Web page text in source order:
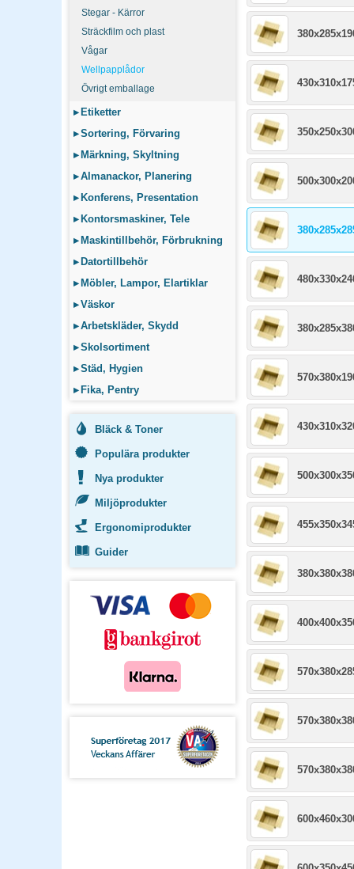
Stegar - Kärror
Sträckfilm och plast
Vågar
Wellpapplådor
Övrigt emballage
▸ Etiketter
▸Sortering, Förvaring
▸ Märkning, Skyltning
▸Almanackor, Planering
▸ Konferens, Presentation
▸ Kontorsmaskiner, Tele
▸ Maskintillbehör, Förbrukning
▸ Datortillbehör
▸ Möbler, Lampor, Elartiklar
▸Väskor
▸Arbetskläder, Skydd
▸Skolsortiment
▸Städ, Hygien
▸ Fika, Pentry
Bläck & Toner
Populära produkter
Nya produkter
Miljöprodukter
Ergonomiprodukter
Guider